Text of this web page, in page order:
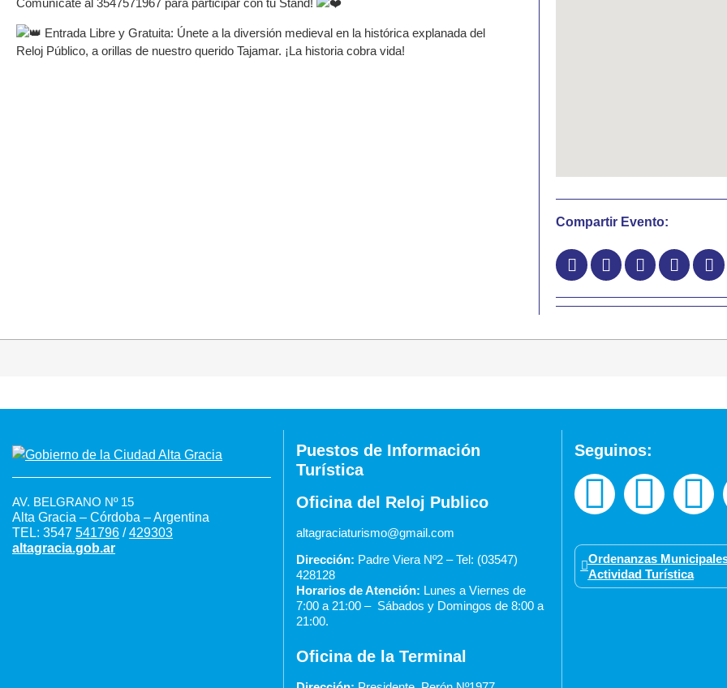
Comunícate al 3547571967 para participar con tu Stand!
Entrada Libre y Gratuita: Únete a la diversión medieval en la histórica explanada del
Reloj Público, a orillas de nuestro querido Tajamar. ¡La historia cobra vida!
Compartir Evento:
AV. BELGRANO Nº 15
Alta Gracia – Córdoba – Argentina
TEL: 3547 541796 /429303
altagracia.gob.ar
Puestos de Información
Turística
Oficina del Reloj Publico
altagraciaturismo@gmail.com
Dirección: Padre Viera Nº2 – Tel: (03547)
428128
Horarios de Atención: Lunes a Viernes de
7:00 a 21:00 – Sábados y Domingos de 8:00 a
21:00.
Oficina de la Terminal
Seguinos:
Ordenanzas
Actividad Turística